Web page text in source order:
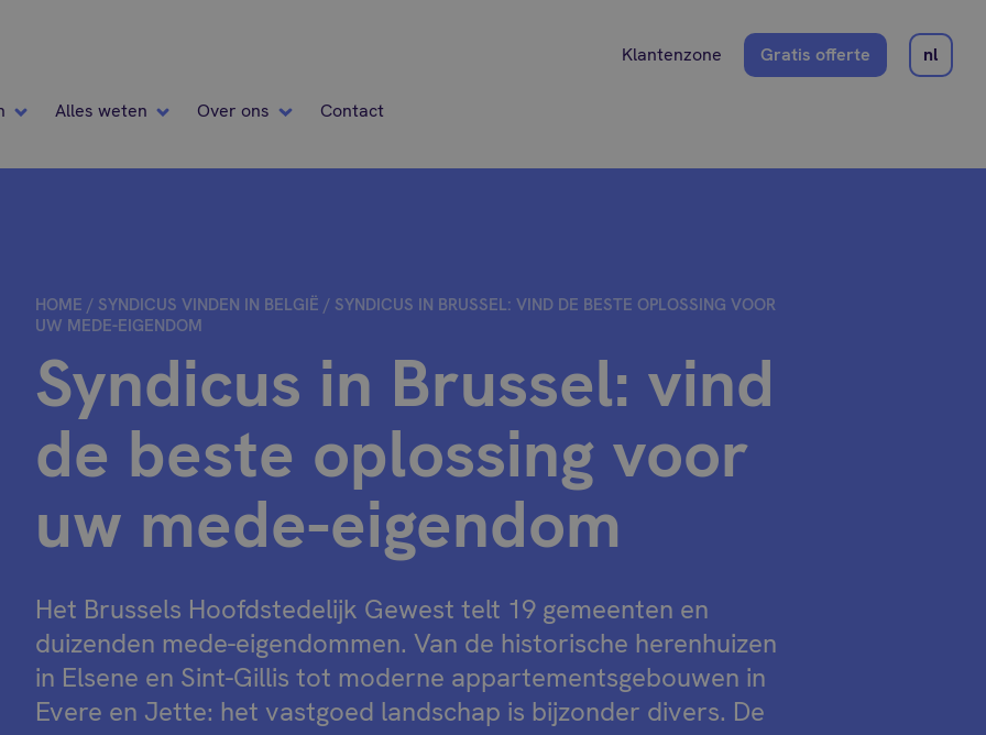
Alles weten Over ons Contact
Klantenzone Gratis offerte nl
HOME / SYNDICUS VINDEN IN BELGIË / SYNDICUS IN BRUSSEL: VIND DE BESTE OPLOSSING VOOR
UW MEDE-EIGENDOM
Syndicus in Brussel: vind
de beste oplossing voor
uw mede-eigendom
Het Brussels Hoofdstedelijk Gewest telt 19 gemeenten en
duizenden mede-eigendommen. Van de historische herenhuizen
in Elsene en Sint-Gillis tot moderne appartementsgebouwen in
Evere en Jette: het vastgoed landschap is bijzonder divers. De